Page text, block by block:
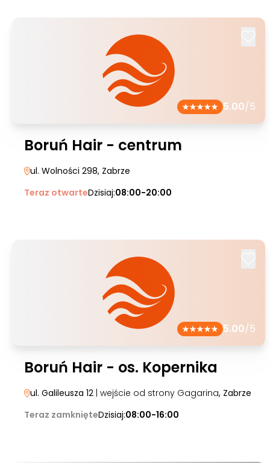
5.00/5
Boruń Hair - centrum
ul. Wolności 298, Zabrze
Teraz otwarteDzisiaj:08:00-20:00
5.00/5
Boruń Hair - os. Kopernika
ul. Galileusza 12 | wejście od strony Gagarina, Zabrze
Teraz zamknięteDzisiaj:08:00-16:00